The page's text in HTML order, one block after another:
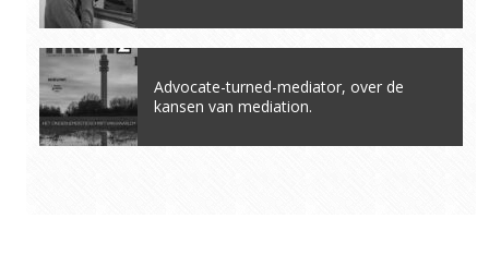
Advocate-turned-mediator, over de
kansen van mediation.